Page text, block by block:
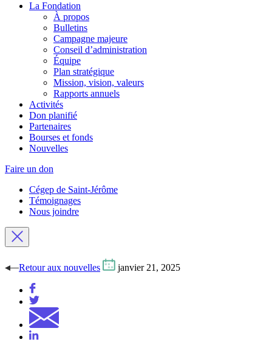
La Fondation
À propos
Bulletins
Campagne majeure
Conseil d’administration
Équipe
Plan stratégique
Mission, vision, valeurs
Rapports annuels
Activités
Don planifié
Partenaires
Bourses et fonds
Nouvelles
Faire un don
Cégep de Saint-Jérôme
Témoignages
Nous joindre
Retouraux nouvelles janvier 21, 2025